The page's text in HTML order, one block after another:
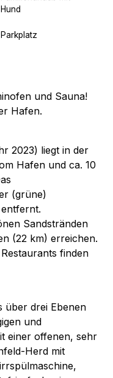
Hund
Parkplatz
und Sauna!
Hafen.
2023) liegt in der
Hafen und ca. 10
(grüne)
Sandstränden
(22 km) erreichen.
finden
über drei Ebenen
und
einer offenen, sehr
Herd mit